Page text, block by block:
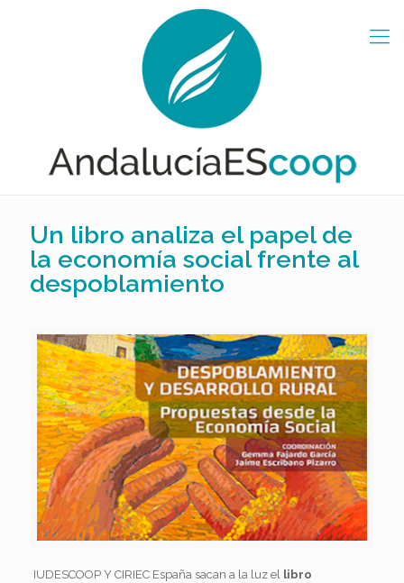
Un libro analiza el papel de
la economía social frente al
despoblamiento
IUDESCOOP Y CIRIEC España sacan a la luz el libro